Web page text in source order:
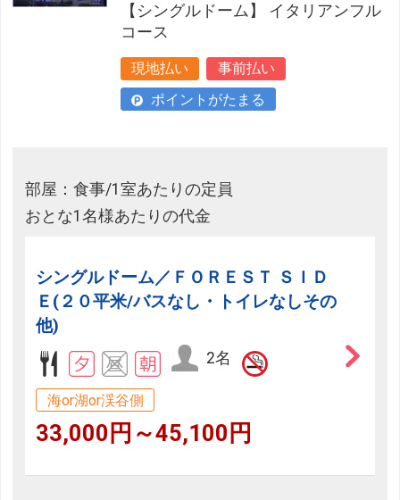
【シングルドーム】 イタリアンフル
コース
現地払い
事前払い
ポイントがたまる
部屋：食事/1室あたりの定員
おとな1名様あたりの代金
シングルドーム／ＦＯＲＥＳＴ ＳＩＤ
Ｅ(２０平米/バスなし・トイレなしその
他)
2名
海or湖or渓谷側
33,000円～45,100円